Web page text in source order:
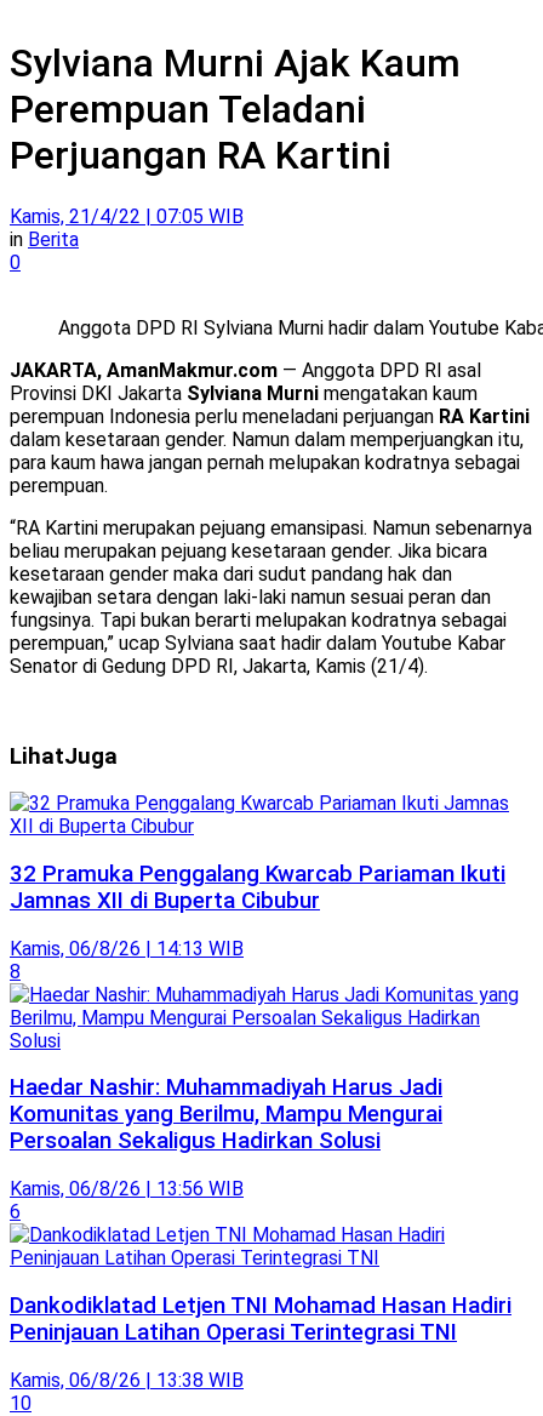
Sylviana Murni Ajak Kaum
Perempuan Teladani
Perjuangan RA Kartini
Kamis, 21/4/22 | 07:05 WIB
in Berita
0
Anggota DPD RI Sylviana Murni hadir dalam Youtube
JAKARTA, AmanMakmur.com — Anggota DPD RI asal
Provinsi DKI Jakarta Sylviana Murni mengatakan kaum
perempuan Indonesia perlu meneladani perjuangan RA Kartini
dalam kesetaraan gender. Namun dalam memperjuangkan itu,
para kaum hawa jangan pernah melupakan kodratnya sebagai
perempuan.
“RA Kartini merupakan pejuang emansipasi. Namun sebenarnya
beliau merupakan pejuang kesetaraan gender. Jika bicara
kesetaraan gender maka dari sudut pandang hak dan
kewajiban setara dengan laki-laki namun sesuai peran dan
fungsinya. Tapi bukan berarti melupakan kodratnya sebagai
perempuan,” ucap Sylviana saat hadir dalam Youtube Kabar
Senator di Gedung DPD RI, Jakarta, Kamis (21/4).
LihatJuga
32 Pramuka Penggalang Kwarcab Pariaman Ikuti
Jamnas XII di Buperta Cibubur
Kamis, 06/8/26 | 14:13 WIB
8
Haedar Nashir: Muhammadiyah Harus Jadi
Komunitas yang Berilmu, Mampu Mengurai
Persoalan Sekaligus Hadirkan Solusi
Kamis, 06/8/26 | 13:56 WIB
6
Dankodiklatad Letjen TNI Mohamad Hasan Hadiri
Peninjauan Latihan Operasi Terintegrasi TNI
Kamis, 06/8/26 | 13:38 WIB
10